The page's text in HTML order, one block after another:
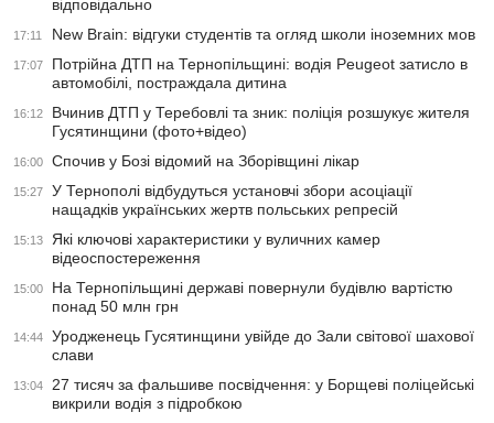
відповідально
17:11 New Brain: відгуки студентів та огляд школи іноземних мов
17:07
Потрійна ДТП на Тернопільщині: водія Peugeot затисло в
автомобілі, постраждала дитина
16:12
Вчинив ДТП у Теребовлі та зник: поліція розшукує жителя
Гусятинщини (фото+відео)
16:00 Спочив у Бозі відомий на Зборівщині лікар
15:27
У Тернополі відбудуться установчі збори асоціації
нащадків українських жертв польських репресій
15:13
Які ключові характеристики у вуличних камер
відеоспостереження
15:00
На Тернопільщині державі повернули будівлю вартістю
понад 50 млн грн
14:44
Уродженець Гусятинщини увійде до Зали світової шахової
слави
13:04
27 тисяч за фальшиве посвідчення: у Борщеві поліцейські
викрили водія з підробкою